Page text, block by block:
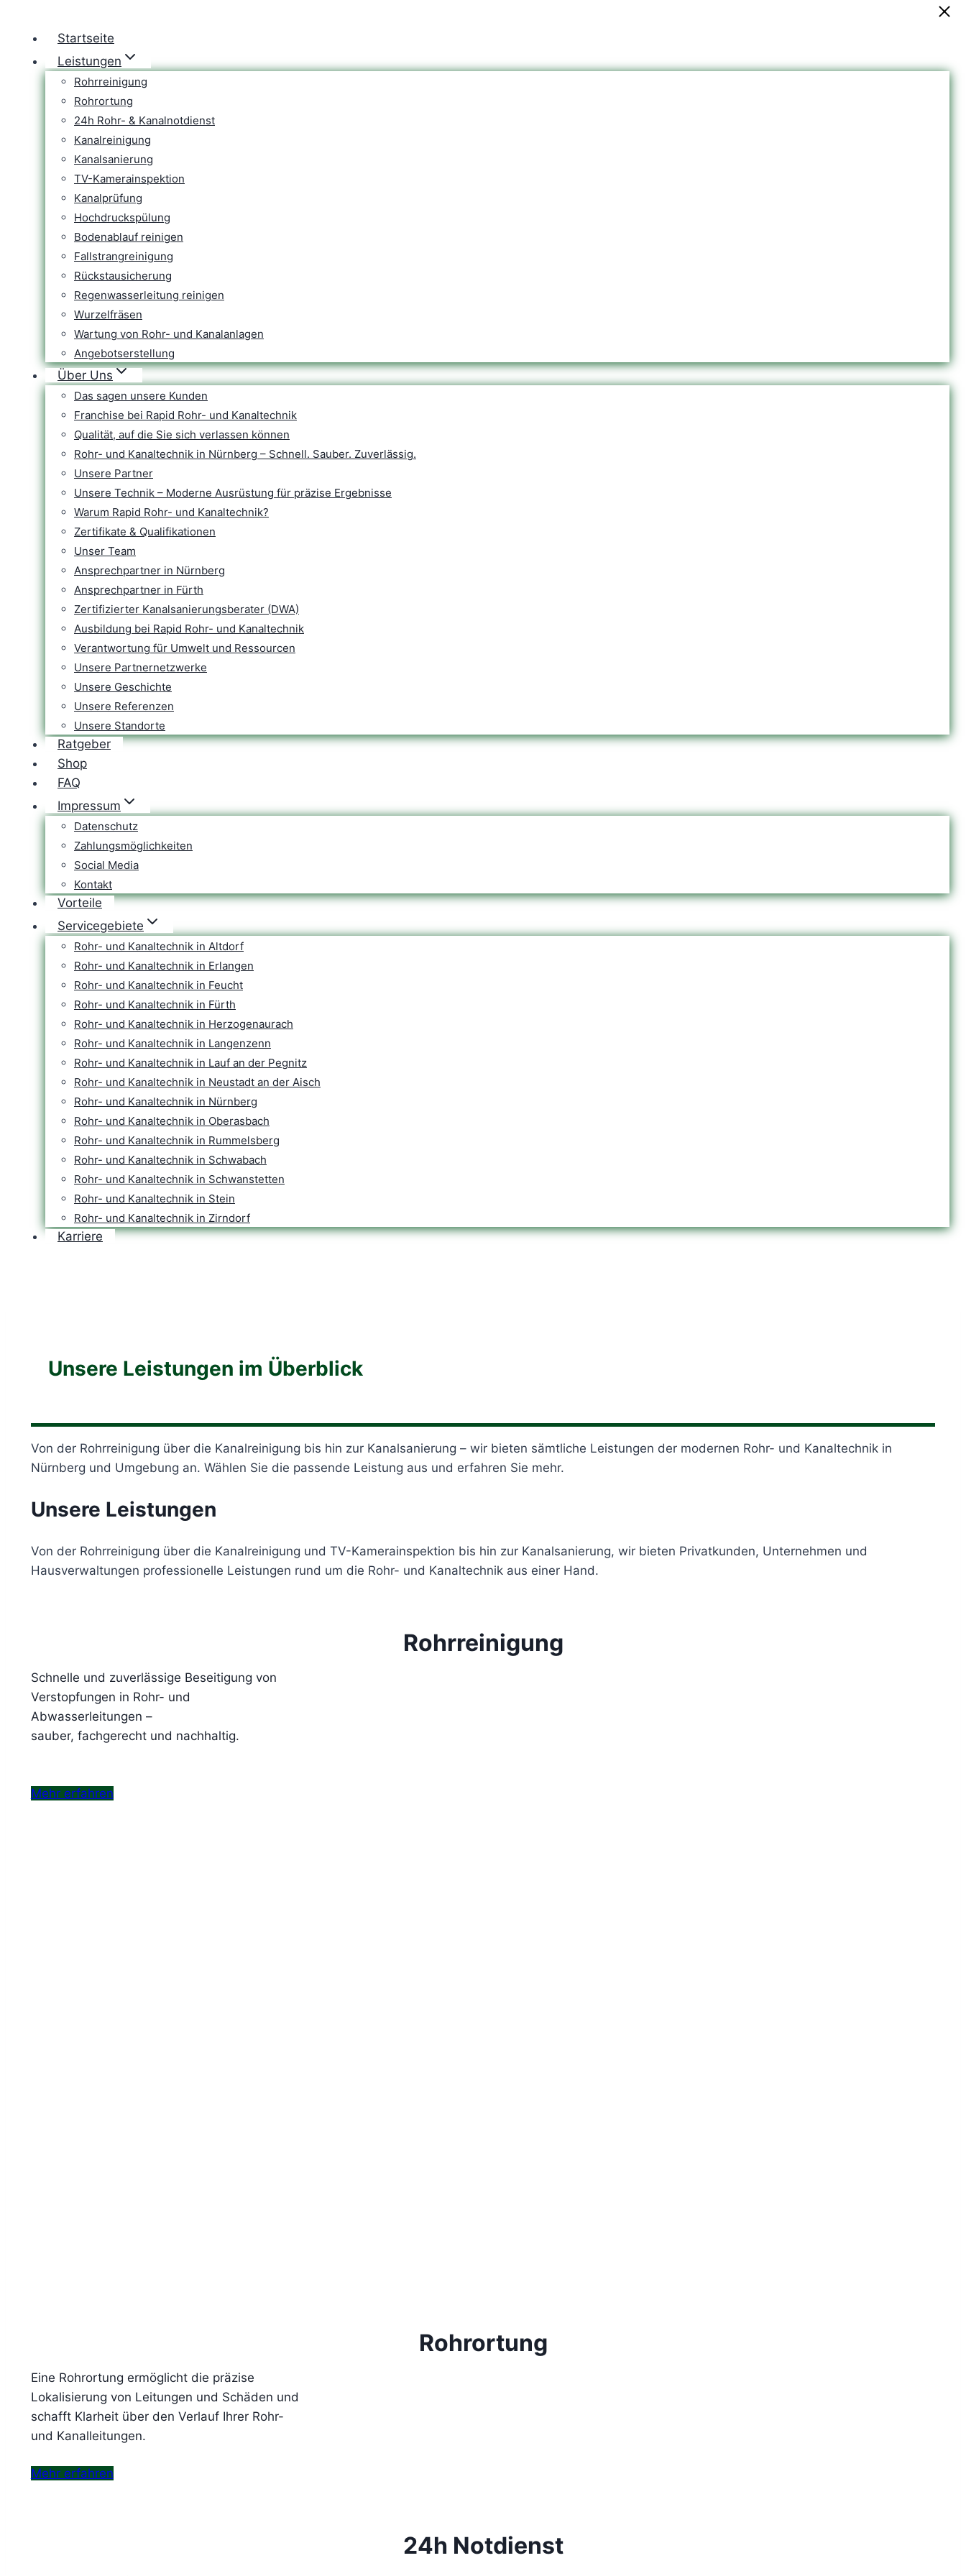
Inhalt
Startseite
Leistungen
Rohrreinigung
Rohrortung
24h Rohr- & Kanalnotdienst
Kanalreinigung
Kanalsanierung
TV-Kamerainspektion
Kanalprüfung
Hochdruckspülung
Bodenablauf reinigen
Fallstrangreinigung
Rückstausicherung
Regenwasserleitung reinigen
Wurzelfräsen
Wartung von Rohr- und Kanalanlagen
Angebotserstellung
Über Uns
Das sagen unsere Kunden
Franchise bei Rapid Rohr- und Kanaltechnik
Qualität, auf die Sie sich verlassen können
Rohr- und Kanaltechnik in Nürnberg – Schnell. Sauber. Zuverlässig.
Unsere Partner
Unsere Technik – Moderne Ausrüstung für präzise Ergebnisse
Warum Rapid Rohr- und Kanaltechnik?
Zertifikate & Qualifikationen
Unser Team
Ansprechpartner in Nürnberg
Ansprechpartner in Fürth
Zertifizierter Kanalsanierungsberater (DWA)
Ausbildung bei Rapid Rohr- und Kanaltechnik
Verantwortung für Umwelt und Ressourcen
Unsere Partnernetzwerke
Unsere Geschichte
Unsere Referenzen
Unsere Standorte
Ratgeber
Shop
FAQ
Impressum
Datenschutz
Zahlungsmöglichkeiten
Social Media
Kontakt
Vorteile
Servicegebiete
Rohr- und Kanaltechnik in Altdorf
Rohr- und Kanaltechnik in Erlangen
Rohr- und Kanaltechnik in Feucht
Rohr- und Kanaltechnik in Fürth
Rohr- und Kanaltechnik in Herzogenaurach
Rohr- und Kanaltechnik in Langenzenn
Rohr- und Kanaltechnik in Lauf an der Pegnitz
Rohr- und Kanaltechnik in Neustadt an der Aisch
Rohr- und Kanaltechnik in Nürnberg
Rohr- und Kanaltechnik in Oberasbach
Rohr- und Kanaltechnik in Rummelsberg
Rohr- und Kanaltechnik in Schwabach
Rohr- und Kanaltechnik in Schwanstetten
Rohr- und Kanaltechnik in Stein
Rohr- und Kanaltechnik in Zirndorf
Karriere
Unsere Leistungen im Überblick
Von der Rohrreinigung über die Kanalreinigung bis hin zur Kanalsanierung – wir bieten sämtliche Leistungen der modernen Rohr- und Kanaltechnik in
Nürnberg und Umgebung an. Wählen Sie die passende Leistung aus und erfahren Sie mehr.
Unsere Leistungen
Von der Rohrreinigung über die Kanalreinigung und TV-Kamerainspektion bis hin zur Kanalsanierung, wir bieten Privatkunden, Unternehmen und
Hausverwaltungen professionelle Leistungen rund um die Rohr- und Kanaltechnik aus einer Hand.
Rohrreinigung
Schnelle und zuverlässige Beseitigung von
Verstopfungen in Rohr- und
Abwasserleitungen –
sauber, fachgerecht und nachhaltig.
Mehr erfahren
Rohrortung
Eine Rohrortung ermöglicht die präzise
Lokalisierung von Leitungen und Schäden und
schafft Klarheit über den Verlauf Ihrer Rohr-
und Kanalleitungen.
Mehr erfahren
24h Notdienst